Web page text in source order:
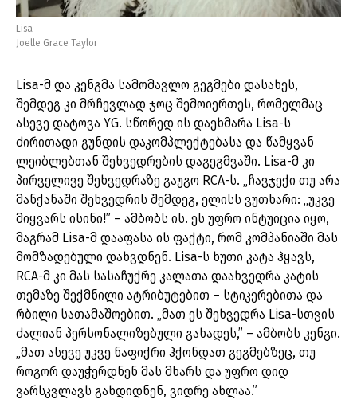
Lisa
Joelle Grace Taylor
Lisa-მ და კენგმა სამომავლო გეგმები დასახეს,
შემდეგ კი მრჩევლად ჯოც შემოიერთეს, რომელმაც
ასევე დატოვა YG. სწორედ ის დაეხმარა Lisa-ს
ძირითადი გუნდის დაკომპლექტებასა და წამყვან
ლეიბლებთან შეხვედრების დაგეგმვაში. Lisa-მ კი
პირველივე შეხვედრაზე გაუგო RCA-ს. „ჩავჯექი თუ არა
მანქანაში შეხვედრის შემდეგ, ელისს ვუთხარი: „უკვე
მიყვარს ისინი!” – ამბობს ის. ეს უფრო ინტუიცია იყო,
მაგრამ Lisa-მ დააფასა ის ფაქტი, რომ კომპანიაში მას
მომზადებული დახვდნენ. Lisa-ს ხუთი კატა ჰყავს,
RCA-მ კი მას სასაჩუქრე კალათა დაახვედრა კატის
თემაზე შექმნილი ატრიბუტებით – სტიკერებითა და
რბილი სათამაშოებით. „მათ ეს შეხვედრა Lisa-სთვის
ძალიან პერსონალიზებული გახადეს,” – ამბობს კენგი.
„მათ ასევე უკვე ნაფიქრი ჰქონდათ გეგმებზეც, თუ
როგორ დაუჭერდნენ მას მხარს და უფრო დიდ
ვარსკვლავს გახდიდნენ, ვიდრე ახლაა.”